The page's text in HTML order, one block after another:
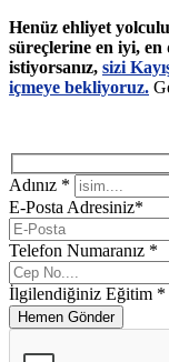
Henüz ehliyet
süreçlerine en iyi, en
istiyorsanız, sizi
içmeye bekliyoruz.
Adınız *
E-Posta Adresiniz*
Telefon Numaranız *
İlgilendiğiniz Eğitim *
Hemen Gönder